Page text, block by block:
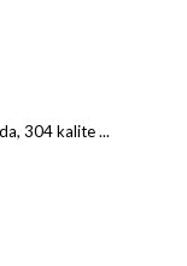
304 kalite ...